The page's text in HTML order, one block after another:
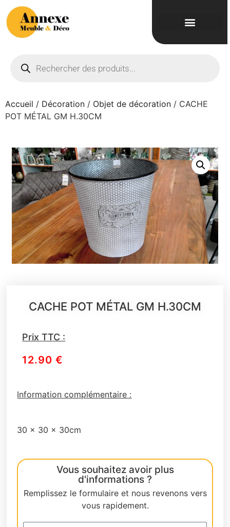
Accueil / Décoration / Objet de décoration / CACHE
POT MÉTAL GM H.30CM
CACHE POT MÉTAL GM H.30CM
Prix TTC :
12.90€
Information complémentaire :
30 x 30 x 30cm
Vous souhaitez avoir plus
d'informations ?
Remplissez le formulaire et nous revenons vers
vous rapidement.